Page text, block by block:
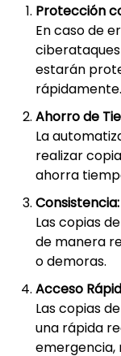
Protección
En caso de
estarán
rápidamente.
Ahorro de
La
realizar
ahorra
Consistencia:
Las copias
de manera
o demoras.
Acceso
Las copias
una rápida
emergencia,